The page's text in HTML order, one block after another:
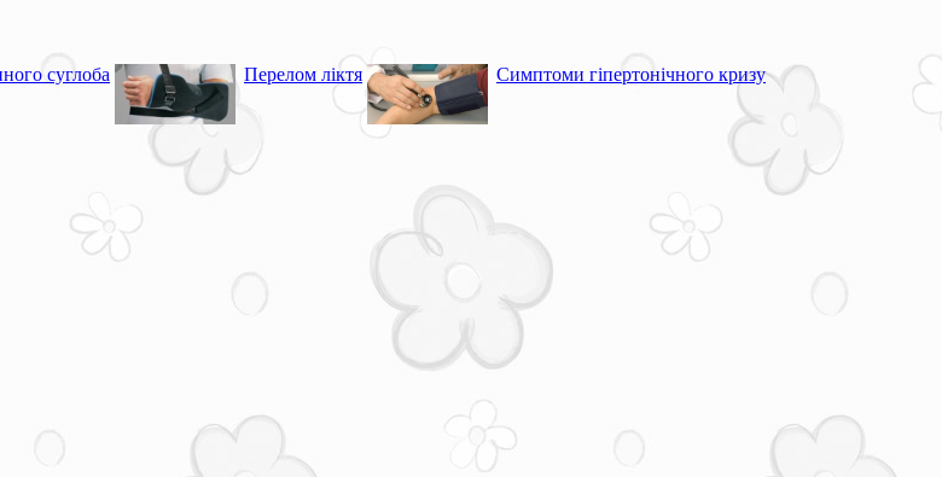
суглоба Перелом ліктя Симптоми гіпертонічного кризу